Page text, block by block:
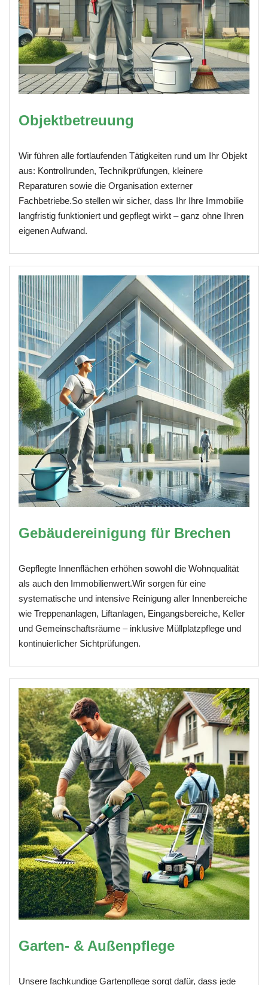
Objektbetreuung
Wir führen alle fortlaufenden Tätigkeiten rund um Ihr Objekt
aus: Kontrollrunden, Technikprüfungen, kleinere
Reparaturen sowie die Organisation externer
Fachbetriebe.So stellen wir sicher, dass Ihr Ihre Immobilie
langfristig funktioniert und gepflegt wirkt – ganz ohne Ihren
eigenen Aufwand.
Gebäudereinigung für Brechen
Gepflegte Innenflächen erhöhen sowohl die Wohnqualität
als auch den Immobilienwert.Wir sorgen für eine
systematische und intensive Reinigung aller Innenbereiche
wie Treppenanlagen, Liftanlagen, Eingangsbereiche, Keller
und Gemeinschaftsräume – inklusive Müllplatzpflege und
kontinuierlicher Sichtprüfungen.
Garten- & Außenpflege
Unsere fachkundige Gartenpflege sorgt dafür, dass jede